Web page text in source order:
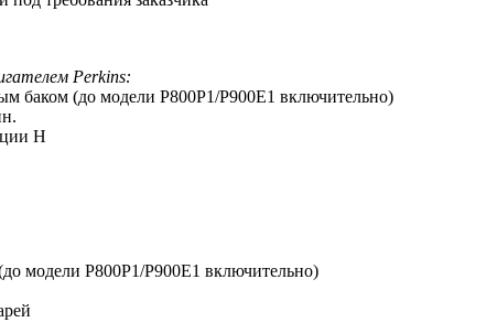
Perkins:
баком (до модели P800P1/P900E1 включительно)
H
модели P800P1/P900E1 включительно)